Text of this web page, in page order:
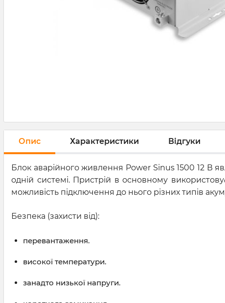
Опис Характеристики Відгуки
Блок аварійного живлення Power Sinus 1500 12 В
одній системі. Пристрій в основному
можливість підключення до нього різних типів
Безпека (захисти від):
перевантаження.
високої температури.
занадто низької напруги.